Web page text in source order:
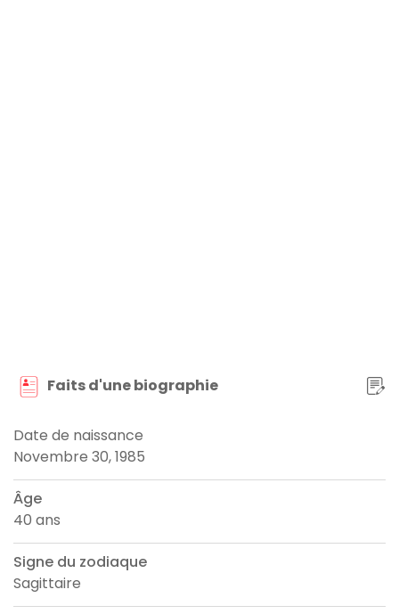
Faits d'une biographie
Date de naissance
Novembre 30, 1985
Âge
40 ans
Signe du zodiaque
Sagittaire